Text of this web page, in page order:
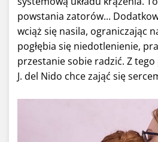
powstania zatorów...
wciąż się nasila, ograniczając
pogłębia się niedotlenienie,
przestanie sobie radzić. Z
J. del Nido chce zająć się